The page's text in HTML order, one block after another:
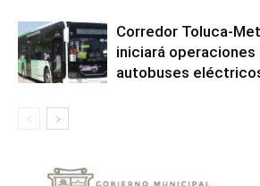
Corredor Toluca-
iniciará
autobuses